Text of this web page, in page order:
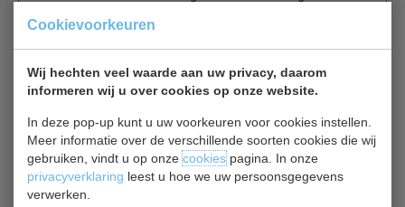
Cookievoorkeuren
Wij hechten veel waarde aan uw privacy, daarom
informeren wij u over cookies op onze website.
In deze pop-up kunt u uw voorkeuren voor cookies instellen.
Meer informatie over de verschillende soorten cookies die wij
gebruiken, vindt u op onzecookiespagina. In onze
privacyverklaring leest u hoe we uw persoonsgegevens
verwerken.
roosters, LED verlichting, automatische ontdooiing,
digitale temperatuurregeling (DIXELL).
Ideaal voor het presenteren van gekoelde producten zoals
2 verstelbare roosters
4 x dubbel glas
LED verlichting